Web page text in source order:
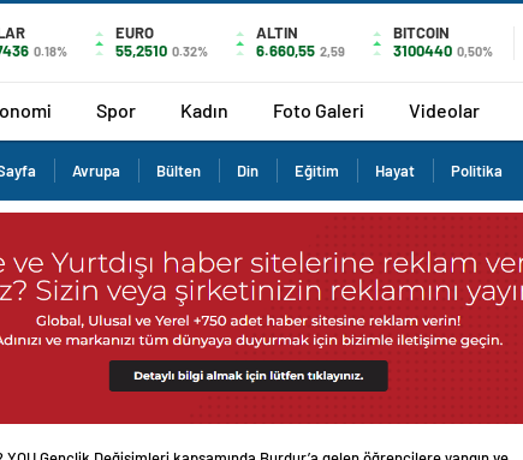
0.18%
EURO
55,2510 0.32%
ALTIN
6.660,55 2,59
BITCOIN
3100440 0,50%
Spor Kadın Foto Galeri Videolar
Avrupa Bülten Din Eğitim Hayat Politika